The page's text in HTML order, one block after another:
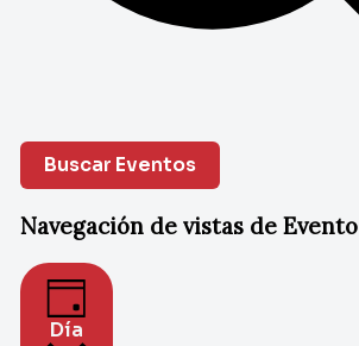
Buscar Eventos
Navegación de vistas de Evento
Día